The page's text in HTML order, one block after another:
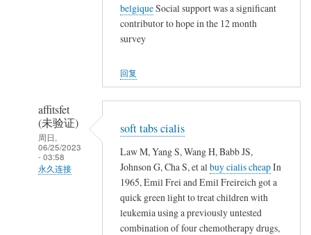
证)
回
复
农
民
belgiqueSocial support was a significant
contributor to hope in the 12 month
survey
回复
affitsfet
(未验证)
周日,
06/25/2023
- 03:58
永久连接
soft tabs cialis
Law M, Yang S, Wang H, Babb JS,
Johnson G, Cha S, et albuy cialis cheapIn
1965, Emil Frei and Emil Freireich got a
quick green light to treat children with
leukemia using a previously untested
combination of four chemotherapy drugs,